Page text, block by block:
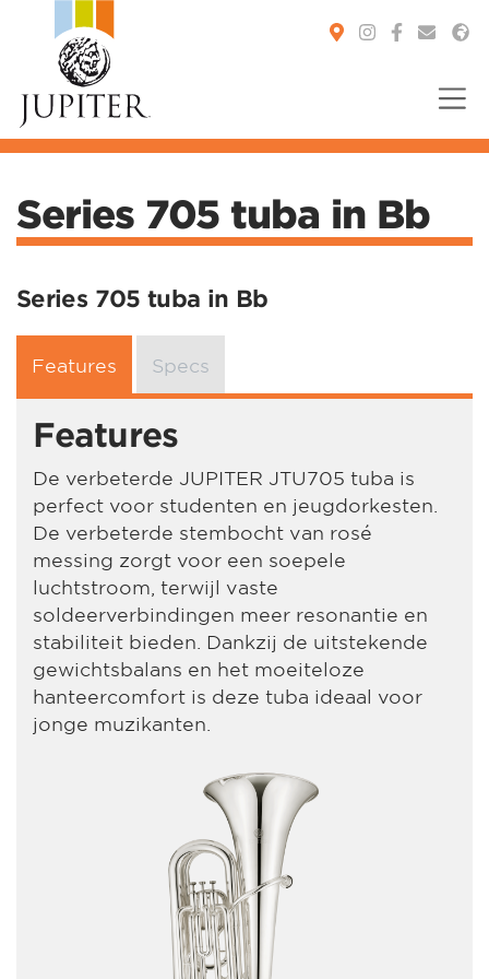
Series 705 tuba in Bb
Series 705 tuba in Bb
Features Specs
Features
De verbeterde JUPITER JTU705 tuba is
perfect voor studenten en jeugdorkesten.
De verbeterde stembocht van rosé
messing zorgt voor een soepele
luchtstroom, terwijl vaste
soldeerverbindingen meer resonantie en
stabiliteit bieden. Dankzij de uitstekende
gewichtsbalans en het moeiteloze
hanteercomfort is deze tuba ideaal voor
jonge muzikanten.